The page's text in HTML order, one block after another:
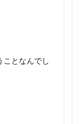
となんでし